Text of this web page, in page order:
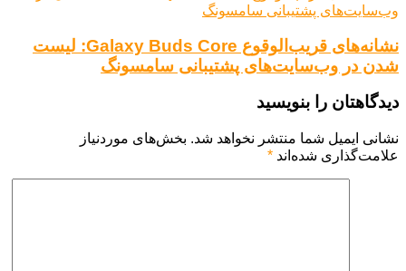
نشانه‌های قریب‌الوقوع Galaxy Buds Core: لیست
شدن در وب‌سایت‌های پشتیبانی سامسونگ
دیدگاهتان را بنویسید
نشانی ایمیل شما منتشر نخواهد شد. بخش‌های موردنیاز
علامت‌گذاری شده‌اند *